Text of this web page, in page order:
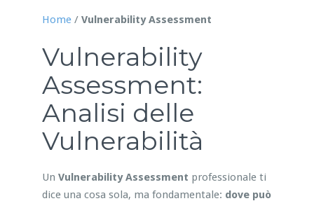
Home/ Vulnerability Assessment
Vulnerability
Assessment:
Analisi delle
Vulnerabilità
Un Vulnerability Assessment professionale ti
dice una cosa sola, ma fondamentale: dove può